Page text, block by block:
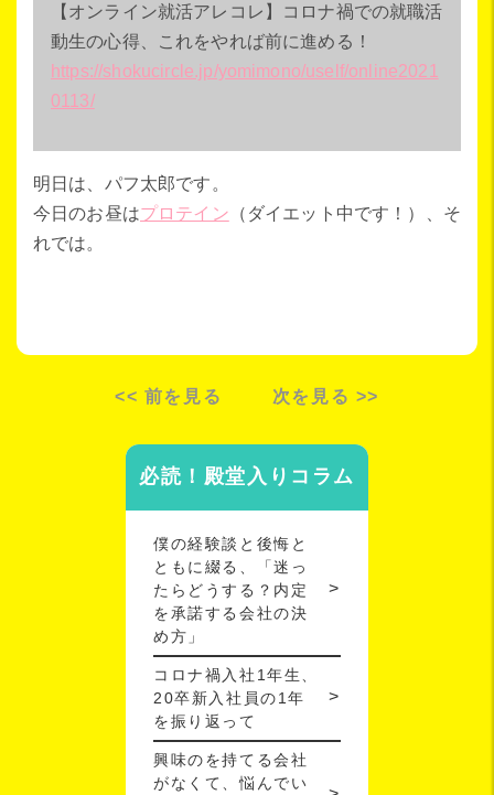
【オンライン就活アレコレ】コロナ禍での就職活
動生の心得、これをやれば前に進める！
https://shokucircle.jp/yomimono/uself/online2021
0113/
明日は、パフ太郎です。
今日のお昼はプロテイン （ダイエット中です！）、そ
れでは。
<< 前を見る 次を見る >>
必読！殿堂入りコラム
僕の経験談と後悔と
ともに綴る、「迷っ
たらどうする？内定
を承諾する会社の決
め方」
コロナ禍入社1年生、
20卒新入社員の1年
を振り返って
興味のを持てる会社
がなくて、悩んでい